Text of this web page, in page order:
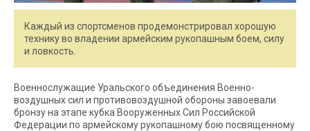
Каждый из спортсменов продемонстрировал хорошую
технику во владении армейским рукопашным боем, силу
и ловкость.
Военнослужащие Уральского объединения Военно-
воздушных сил и противовоздушной обороны завоевали
бронзу на этапе кубка Вооруженных Сил Российской
Федерации по армейскому рукопашному бою посвященному